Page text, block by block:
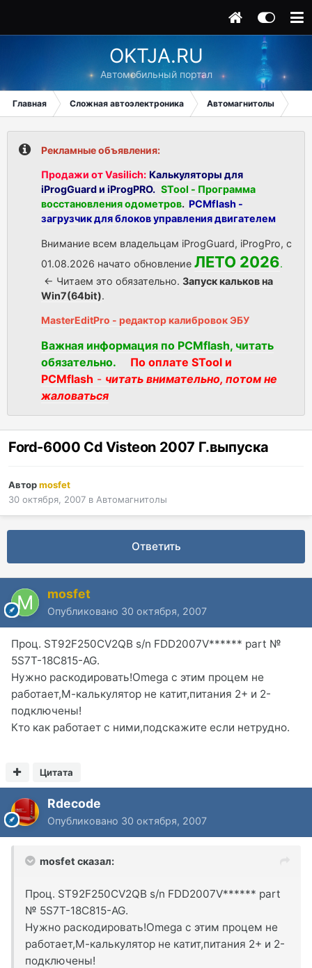
OKTJA.RU
Автомобильный портал
Главная Сложная автоэлектроника Автомагнитолы
Рекламные объявления:
Продажи от Vasilich: Калькуляторы для
iProgGuard и iProgPRO. STool - Программа
восстановления одометров. PCMflash -
загрузчик для блоков управления двигателем
Внимание всем владельцам iProgGuard, iProgPro, с
01.08.2026 начато обновление ЛЕТО 2026.
<- Читаем это обязательно. Запуск кальков на
Win7(64bit).
MasterEditPro - редактор калибровок ЭБУ
Важная информация по PCMflash, читать
обязательно.
По оплате STool и
PCMflash - читать внимательно, потом не
жаловаться
Ford-6000 Cd Visteon 2007 Г.выпуска
Авторmosfet
30 октября, 2007 в Автомагнитолы
Ответить
mosfet
Опубликовано 30 октября, 2007
Проц. ST92F250CV2QB s/n FDD2007V****** part №
5S7T-18C815-AG.
Нужно раскодировать!Omega c этим процем не
работает,М-калькулятор не катит,питания 2+ и 2-
подключены!
Кто как работает с ними,подскажите если нетрудно.
Цитата
Rdecode
Опубликовано 30 октября, 2007
mosfet сказал:
Проц. ST92F250CV2QB s/n FDD2007V****** part
№ 5S7T-18C815-AG.
Нужно раскодировать!Omega c этим процем не
работает,М-калькулятор не катит,питания 2+ и 2-
подключены!